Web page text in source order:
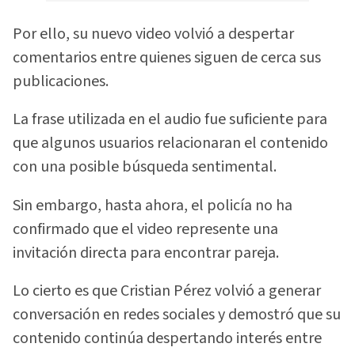
Por ello, su nuevo video volvió a despertar
comentarios entre quienes siguen de cerca sus
publicaciones.
La frase utilizada en el audio fue suficiente para
que algunos usuarios relacionaran el contenido
con una posible búsqueda sentimental.
Sin embargo, hasta ahora, el policía no ha
confirmado que el video represente una
invitación directa para encontrar pareja.
Lo cierto es que Cristian Pérez volvió a generar
conversación en redes sociales y demostró que su
contenido continúa despertando interés entre